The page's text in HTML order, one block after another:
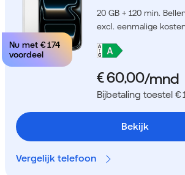
Nu met € 174
voordeel
20 GB + 120 min.
excl. eenmalige
Bijbetaling toestel €
Bekijk
Vergelijk telefoon